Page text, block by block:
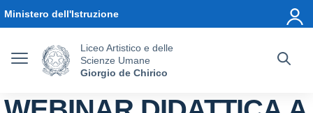
Ministero dell'Istruzione
Liceo Artistico e delle
Scienze Umane
Giorgio de Chirico